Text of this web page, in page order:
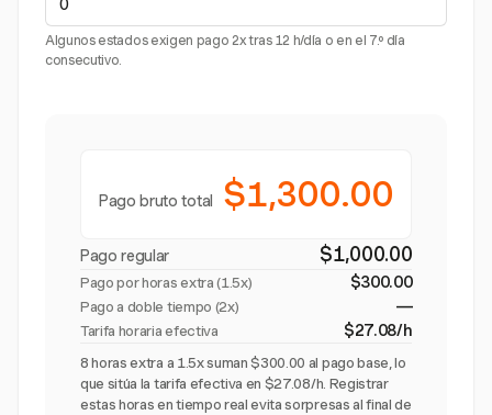
Algunos estados exigen pago 2x tras 12 h/día o en el 7.º día
consecutivo.
Pago bruto total $1,300.00
Pago regular $1,000.00
Pago por horas extra (1.5x) $300.00
Pago a doble tiempo (2x) —
Tarifa horaria efectiva $27.08/h
8 horas extra a 1.5x suman $300.00 al pago base, lo
que sitúa la tarifa efectiva en $27.08/h. Registrar
estas horas en tiempo real evita sorpresas al final de